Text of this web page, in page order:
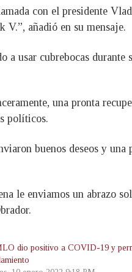
con el presidente
V.”, añadió en su mensaje.
usar cubrebocas durante
una pronta
políticos.
buenos deseos y una
le enviamos un abrazo
dio positivo a COVID-19 y